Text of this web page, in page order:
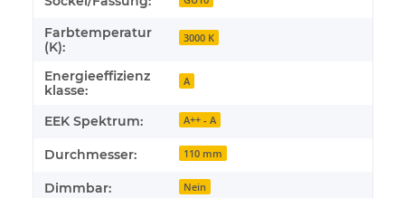
Farbtemperatur
(K):
3000 K
Energieeffizienz
klasse:
A
EEK Spektrum: A++ - A
Durchmesser: 110 mm
Dimmbar: Nein